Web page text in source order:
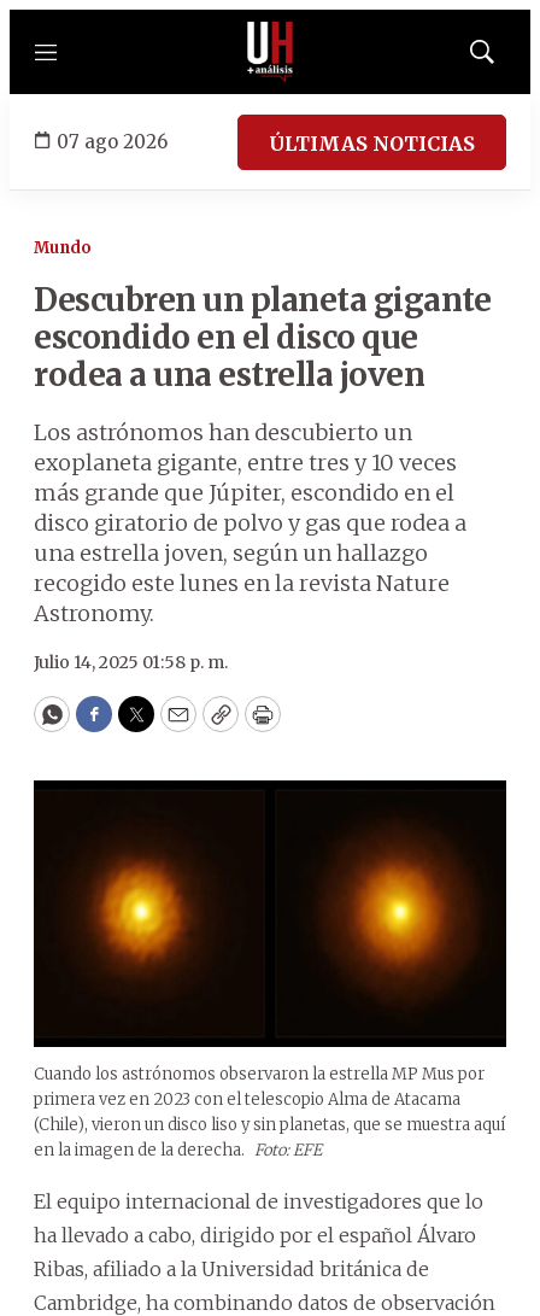
Menú
Mostrar
07 ago 2026 ÚLTIMAS NOTICIAS
Mundo
Descubren un planeta gigante
escondido en el disco que
rodea a una estrella joven
Los astrónomos han descubierto un
exoplaneta gigante, entre tres y 10 veces
más grande que Júpiter, escondido en el
disco giratorio de polvo y gas que rodea a
una estrella joven, según un hallazgo
recogido este lunes en la revista Nature
Astronomy.
Julio 14, 2025 01:58 p. m.
WhatsApp
Facebook
Twitter
EmailCopyPrint
Cuando los astrónomos observaron la estrella MP Mus por
primera vez en 2023 con el telescopio Alma de Atacama
(Chile), vieron un disco liso y sin planetas, que se muestra aquí
en la imagen de la derecha. Foto: EFE
El equipo internacional de investigadores que lo
ha llevado a cabo, dirigido por el español Álvaro
Ribas, afiliado a la Universidad británica de
Cambridge, ha combinando datos de observación